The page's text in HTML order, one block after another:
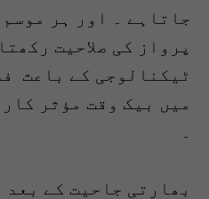
جاتاہے ۔ اور ہر
پرواز کی صلاحیت
ٹیکنالوجی کے باعث
میں بیک وقت مؤثر
بھارتی جاحیت کے